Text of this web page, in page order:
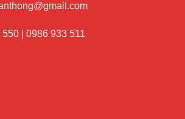
550 0986 933 511